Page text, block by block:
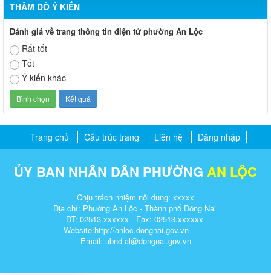
THĂM DÒ Ý KIẾN
Đánh giá về trang thông tin điện tử phường An Lộc
Rất tốt
Tốt
Ý kiến khác
Trang chủ Cấu trúc trang Liên hệ Đăng nhập
ỦY BAN NHÂN DÂN PHƯỜNG AN LỘC
Chịu trách nhiệm nội dung: xxxxx
Địa chỉ: Phường An Lộc - Thành phố Đồng Nai
ĐT: 02513.xxxxxx - Fax: 02513.xxxxxx
Website:http://anloc.dongnai.gov.vn
Email: ubnd-al@dongnai.gov.vn​